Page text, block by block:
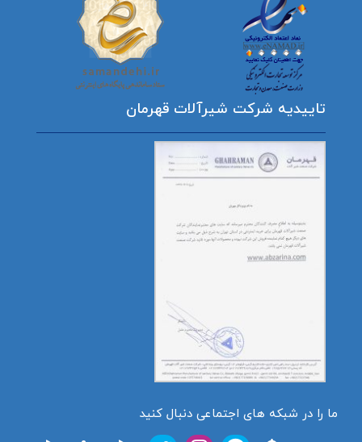
تاییدیه شرکت شیرآلات قهرمان
ما را در شبکه های اجتماعی دنبال کنید